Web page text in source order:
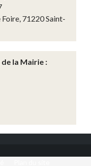
Foire, 71220 Saint-
la Mairie :